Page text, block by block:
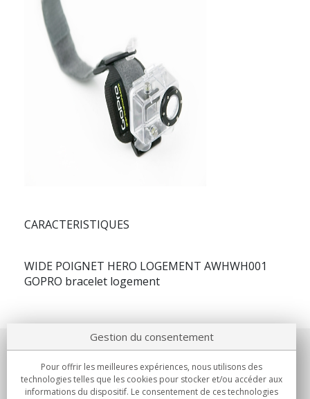
CARACTERISTIQUES
WIDE POIGNET HERO LOGEMENT AWHWH001
GOPRO bracelet logement
Notre société
Engagements
Gestion du consentement
Pour offrir les meilleures expériences, nous utilisons des
technologies telles que les cookies pour stocker et/ou accéder aux
informations du dispositif. Le consentement de ces technologies